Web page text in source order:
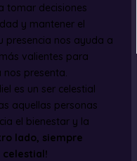
tomar decisiones
y mantener el
presencia nos ayuda a
valientes para
presenta.
es un ser celestial
aquellas personas
el bienestar y la
lado, siempre